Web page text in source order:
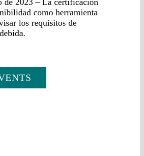
como herramienta
los requisitos de